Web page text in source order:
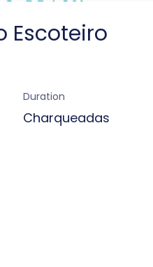
Escoteiro
Duration
Charqueadas